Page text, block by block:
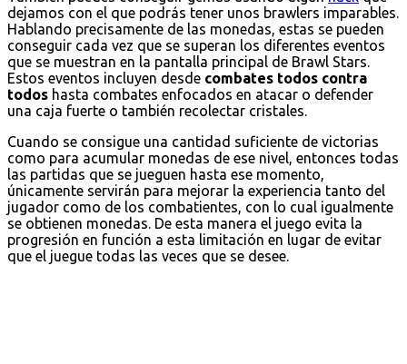
dejamos con el que podrás tener unos brawlers imparables.
Hablando precisamente de las monedas, estas se pueden
conseguir cada vez que se superan los diferentes eventos
que se muestran en la pantalla principal de Brawl Stars.
Estos eventos incluyen desde combates todos contra
todos hasta combates enfocados en atacar o defender
una caja fuerte o también recolectar cristales.
Cuando se consigue una cantidad suficiente de victorias
como para acumular monedas de ese nivel, entonces todas
las partidas que se jueguen hasta ese momento,
únicamente servirán para mejorar la experiencia tanto del
jugador como de los combatientes, con lo cual igualmente
se obtienen monedas. De esta manera el juego evita la
progresión en función a esta limitación en lugar de evitar
que el juegue todas las veces que se desee.